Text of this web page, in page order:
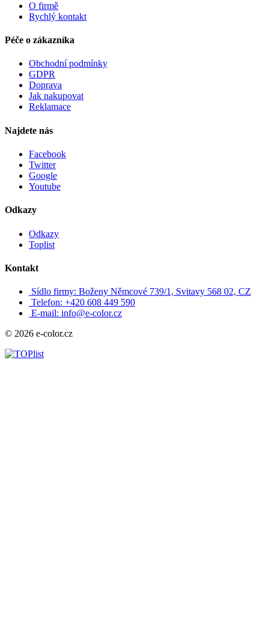
O firmě
Rychlý kontakt
Péče o zákazníka
Obchodní podmínky
GDPR
Doprava
Jak nakupovat
Reklamace
Najdete nás
Facebook
Twitter
Google
Youtube
Odkazy
Odkazy
Toplist
Kontakt
Sídlo firmy: Boženy Němcové 739/1, Svitavy 568 02, CZ
Telefon: +420 608 449 590
E-mail: info@e-color.cz
© 2026 e-color.cz